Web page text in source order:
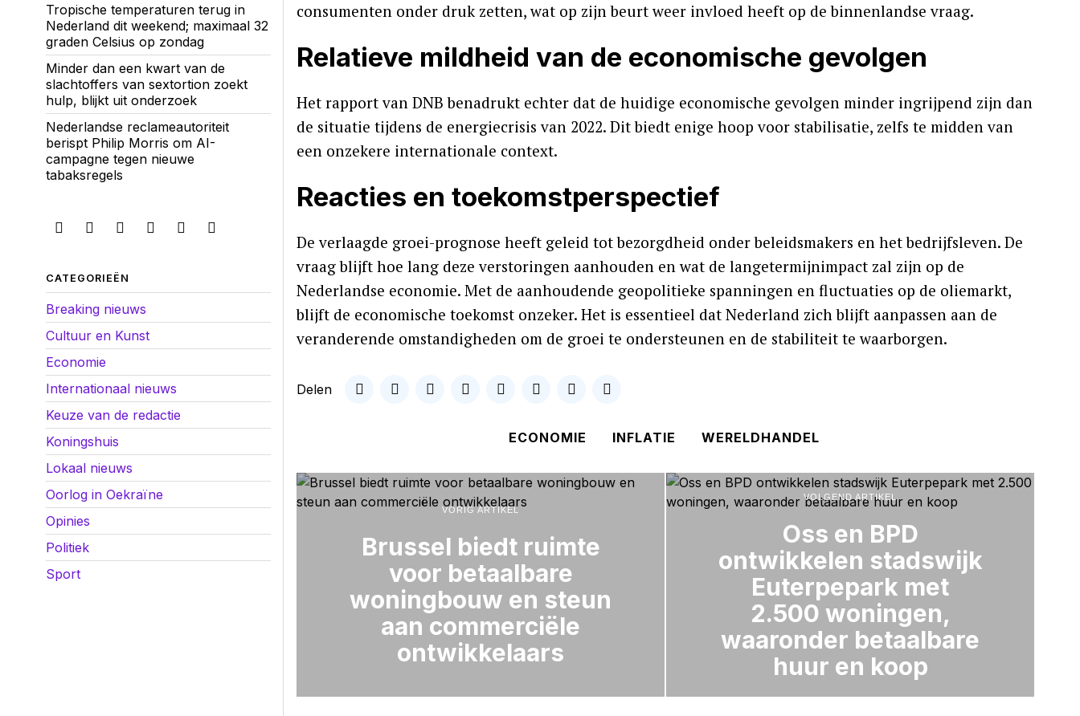
consumenten onder druk zetten, wat op zijn beurt weer invloed heeft op de binnenlandse vraag.
Relatieve mildheid van de economische gevolgen
Het rapport van DNB benadrukt echter dat de huidige economische gevolgen minder ingrijpend zijn dan
de situatie tijdens de energiecrisis van 2022. Dit biedt enige hoop voor stabilisatie, zelfs te midden van
een onzekere internationale context.
Reacties en toekomstperspectief
De verlaagde groei-prognose heeft geleid tot bezorgdheid onder beleidsmakers en het bedrijfsleven. De
vraag blijft hoe lang deze verstoringen aanhouden en wat de langetermijnimpact zal zijn op de
Nederlandse economie. Met de aanhoudende geopolitieke spanningen en fluctuaties op de oliemarkt,
blijft de economische toekomst onzeker. Het is essentieel dat Nederland zich blijft aanpassen aan de
veranderende omstandigheden om de groei te ondersteunen en de stabiliteit te waarborgen.
Delen
ECONOMIE INFLATIE WERELDHANDEL
VORIG ARTIKEL
Brussel biedt ruimte
voor betaalbare
woningbouw en steun
aan commerciële
ontwikkelaars
VOLGEND ARTIKEL
Oss en BPD
ontwikkelen stadswijk
Euterpepark met
2.500 woningen,
waaronder betaalbare
huur en koop
Tropische temperaturen terug in
Nederland dit weekend; maximaal 32
graden Celsius op zondag
Minder dan een kwart van de
slachtoffers van sextortion zoekt
hulp, blijkt uit onderzoek
Nederlandse reclameautoriteit
berispt Philip Morris om AI-
campagne tegen nieuwe
tabaksregels
CATEGORIEËN
Breaking nieuws
Cultuur en Kunst
Economie
Internationaal nieuws
Keuze van de redactie
Koningshuis
Lokaal nieuws
Oorlog in Oekraïne
Opinies
Politiek
Sport